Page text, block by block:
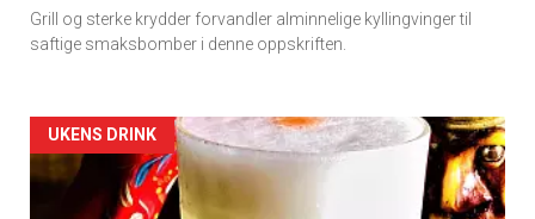
Grill og sterke krydder forvandler alminnelige kyllingvinger til
saftige smaksbomber i denne oppskriften.
Forsiden
akkurat
UKENS DRINK